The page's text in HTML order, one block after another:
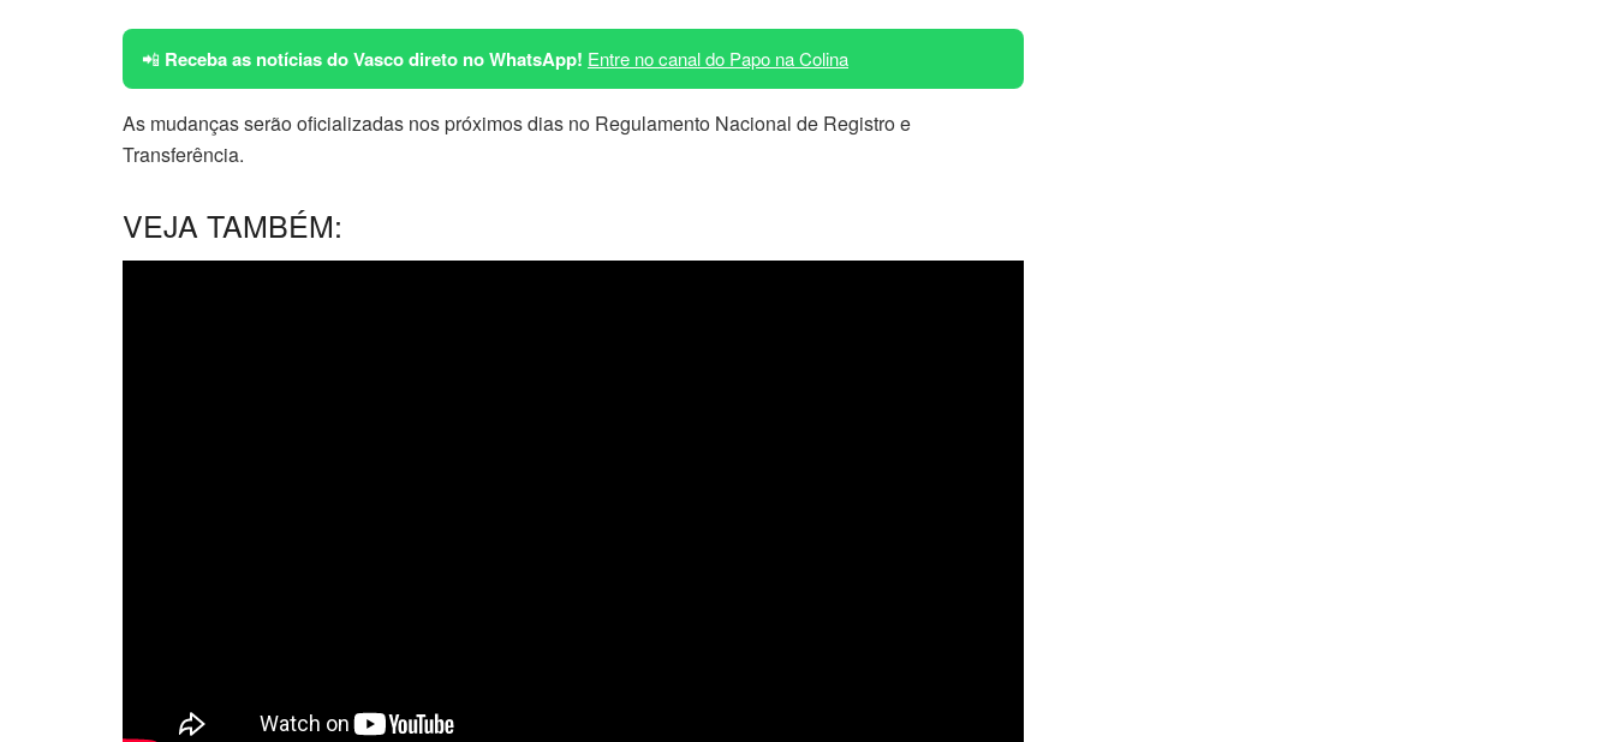
📲 Receba as notícias do Vasco direto no WhatsApp! Entre no canal do Papo na Colina
As mudanças serão oficializadas nos próximos dias no Regulamento Nacional de Registro e
Transferência.
VEJA TAMBÉM: